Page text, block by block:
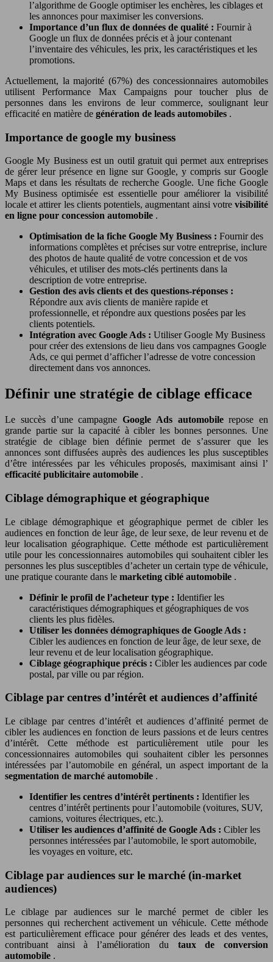
l’algorithme de Google optimiser les enchères, les ciblages et
les annonces pour maximiser les conversions.
Importance d’un flux de données de qualité : Fournir à
Google un flux de données précis et à jour contenant
l’inventaire des véhicules, les prix, les caractéristiques et les
promotions.
Actuellement, la majorité (67%) des concessionnaires automobiles
utilisent Performance Max Campaigns pour toucher plus de
personnes dans les environs de leur commerce, soulignant leur
efficacité en matière de génération de leads automobiles .
Importance de google my business
Google My Business est un outil gratuit qui permet aux entreprises
de gérer leur présence en ligne sur Google, y compris sur Google
Maps et dans les résultats de recherche Google. Une fiche Google
My Business optimisée est essentielle pour améliorer la visibilité
locale et attirer les clients potentiels, augmentant ainsi votre visibilité
en ligne pour concession automobile .
Optimisation de la fiche Google My Business : Fournir des
informations complètes et précises sur votre entreprise, inclure
des photos de haute qualité de votre concession et de vos
véhicules, et utiliser des mots-clés pertinents dans la
description de votre entreprise.
Gestion des avis clients et des questions-réponses :
Répondre aux avis clients de manière rapide et
professionnelle, et répondre aux questions posées par les
clients potentiels.
Intégration avec Google Ads : Utiliser Google My Business
pour créer des extensions de lieu dans vos campagnes Google
Ads, ce qui permet d’afficher l’adresse de votre concession
directement dans vos annonces.
Définir une stratégie de ciblage efficace
Le succès d’une campagne Google Ads automobilerepose en
grande partie sur la capacité à cibler les bonnes personnes. Une
stratégie de ciblage bien définie permet de s’assurer que les
annonces sont diffusées auprès des audiences les plus susceptibles
d’être intéressées par les véhicules proposés, maximisant ainsi l’
efficacité publicitaire automobile .
Ciblage démographique et géographique
Le ciblage démographique et géographique permet de cibler les
audiences en fonction de leur âge, de leur sexe, de leur revenu et de
leur localisation géographique. Cette méthode est particulièrement
utile pour les concessionnaires automobiles qui souhaitent cibler les
personnes les plus susceptibles d’acheter un certain type de véhicule,
une pratique courante dans le marketing ciblé automobile .
Définir le profil de l’acheteur type : Identifier les
caractéristiques démographiques et géographiques de vos
clients les plus fidèles.
Utiliser les données démographiques de Google Ads :
Cibler les audiences en fonction de leur âge, de leur sexe, de
leur revenu et de leur localisation géographique.
Ciblage géographique précis : Cibler les audiences par code
postal, par ville ou par région.
Ciblage par centres d’intérêt et audiences d’affinité
Le ciblage par centres d’intérêt et audiences d’affinité permet de
cibler les audiences en fonction de leurs passions et de leurs centres
d’intérêt. Cette méthode est particulièrement utile pour les
concessionnaires automobiles qui souhaitent cibler les personnes
intéressées par l’automobile en général, un aspect important de la
segmentation de marché automobile .
Identifier les centres d’intérêt pertinents : Identifier les
centres d’intérêt pertinents pour l’automobile (voitures, SUV,
camions, voitures électriques, etc.).
Utiliser les audiences d’affinité de Google Ads : Cibler les
personnes intéressées par l’automobile, le sport automobile,
les voyages en voiture, etc.
Ciblage par audiences sur le marché (in-market
audiences)
Le ciblage par audiences sur le marché permet de cibler les
personnes qui recherchent activement un véhicule. Cette méthode
est particulièrement efficace pour générer des leads et des ventes,
contribuant ainsi à l’amélioration du taux de conversion
automobile .